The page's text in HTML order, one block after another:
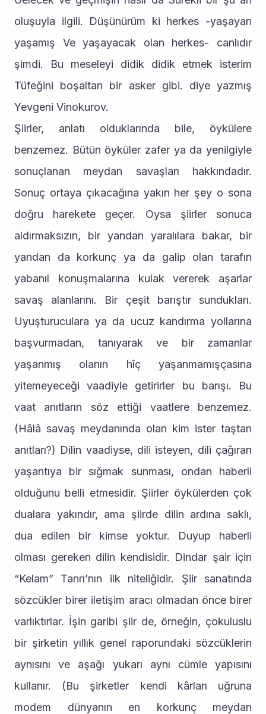
oluşuyla ilgili. Düşünürüm ki herkes -yaşayan
yaşamış Ve yaşayacak olan herkes- canlıdır
şimdi. Bu meseleyi didik didik etmek isterim
Tüfeğini boşaltan bir asker gibi. diye yazmış
Yevgeni Vinokurov.
Şiirler, anlatı olduklarında bile, öykülere
benzemez. Bütün öyküler zafer ya da yenilgiyle
sonuçlanan meydan savaşları hakkındadır.
Sonuç ortaya çıkacağına yakın her şey o sona
doğru harekete geçer. Oysa şiirler sonuca
aldırmaksızın, bir yandan yaralılara bakar, bir
yandan da korkunç ya da galip olan tarafın
yabanıl konuşmalarına kulak vererek aşarlar
savaş alanlarını. Bir çeşit barıştır sundukları.
Uyuşturuculara ya da ucuz kandırma yollarına
başvurmadan, tanıyarak ve bir zamanlar
yaşanmış olanın hîç yaşanmamışçasına
yitemeyeceği vaadiyle getirirler bu barışı. Bu
vaat anıtların söz ettiği vaatlere benzemez.
(Hâlâ savaş meydanında olan kim ister taştan
anıtları?) Dilin vaadiyse, dili isteyen, dili çağıran
yaşantıya bir sığmak sunması, ondan haberli
olduğunu belli etmesidir. Şiirler öykülerden çok
dualara yakındır, ama şiirde dilin ardına saklı,
dua edilen bir kimse yoktur. Duyup haberli
olması gereken dilin kendisidir. Dindar şair için
“Kelam” Tanrı’nın ilk niteliğidir. Şiir sanatında
sözcükler birer iletişim aracı olmadan önce birer
varlıktırlar. İşin garibi şiir de, örneğin, çokuluslu
bir şirketin yıllık genel raporundaki sözcüklerin
aynısını ve aşağı yukarı aynı cümle yapısını
kullanır. (Bu şirketler kendi kârları uğruna
modem dünyanın en korkunç meydan